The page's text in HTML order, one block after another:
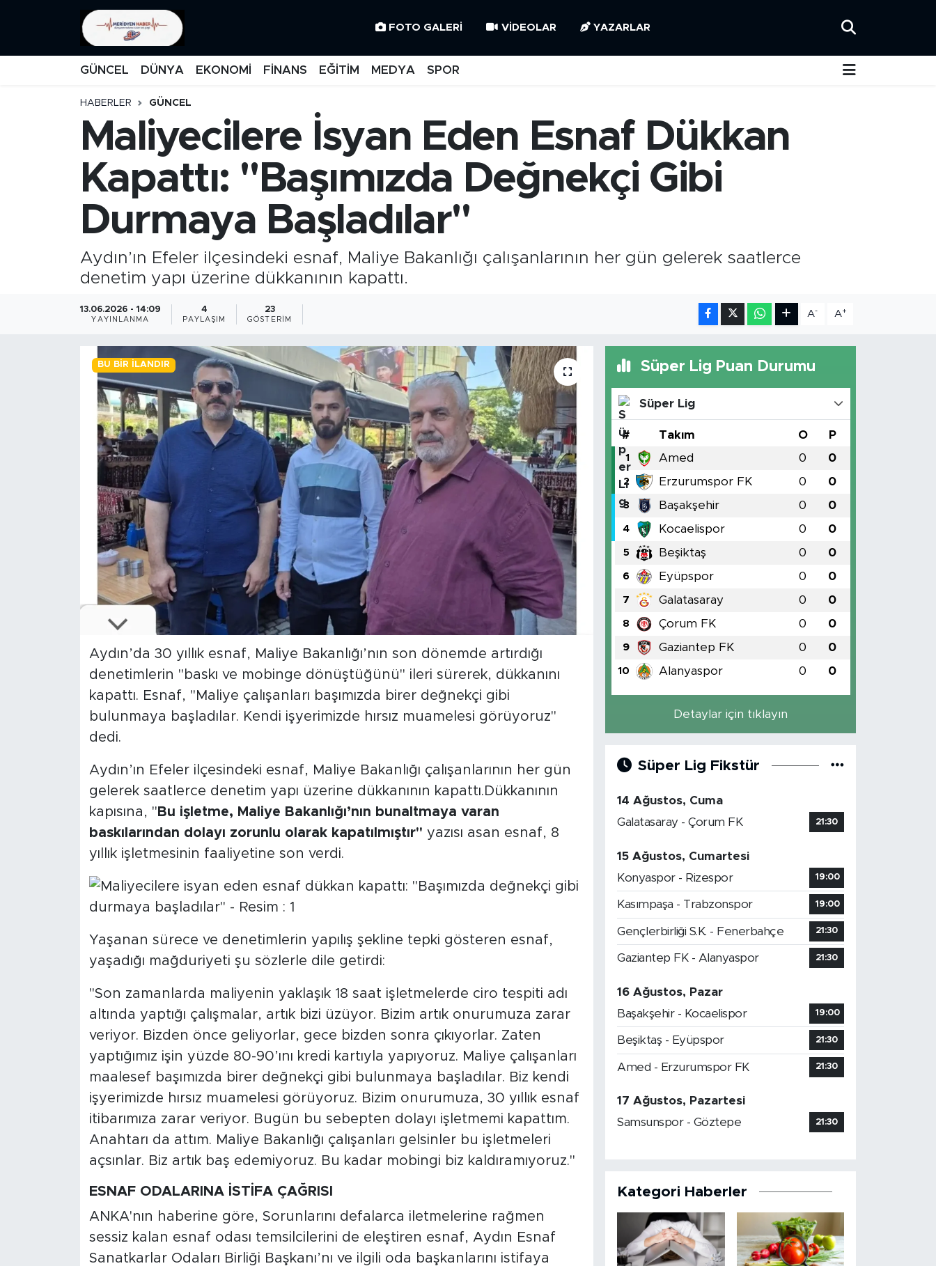
FOTO GALERI VIDEOLAR YAZARLAR
GÜNCEL DÜNYA EKONOMİ FİNANS EĞİTİM MEDYA SPOR
HABERLER GÜNCEL
Maliyecilere İsyan Eden Esnaf Dükkan
Kapattı: "Başımızda Değnekçi Gibi
Durmaya Başladılar"
Aydın’ın Efeler ilçesindeki esnaf, Maliye Bakanlığı çalışanlarının her gün gelerek saatlerce
denetim yapı üzerine dükkanının kapattı.
13.06.2026 - 14:09
YAYINLANMA
4
PAYLAŞIM
23
GÖSTERIM
A- A+
BU BIR İLANDIR
Aydın’da 30 yıllık esnaf, Maliye Bakanlığı’nın son dönemde artırdığı
denetimlerin "baskı ve mobinge dönüştüğünü" ileri sürerek, dükkanını
kapattı. Esnaf, "Maliye çalışanları başımızda birer değnekçi gibi
bulunmaya başladılar. Kendi işyerimizde hırsız muamelesi görüyoruz"
dedi.
Aydın’ın Efeler ilçesindeki esnaf, Maliye Bakanlığı çalışanlarının her gün
gelerek saatlerce denetim yapı üzerine dükkanının kapattı.Dükkanının
kapısına, " Bu işletme, Maliye Bakanlığı’nın bunaltmaya varan
baskılarından dolayı zorunlu olarak kapatılmıştır" yazısı asan esnaf, 8
yıllık işletmesinin faaliyetine son verdi.
​Yaşanan sürece ve denetimlerin yapılış şekline tepki gösteren esnaf,
yaşadığı mağduriyeti şu sözlerle dile getirdi:
​"Son zamanlarda maliyenin yaklaşık 18 saat işletmelerde ciro tespiti adı
altında yaptığı çalışmalar, artık bizi üzüyor. Bizim artık onurumuza zarar
veriyor. Bizden önce geliyorlar, gece bizden sonra çıkıyorlar. Zaten
yaptığımız işin yüzde 80-90’ını kredi kartıyla yapıyoruz. Maliye çalışanları
maalesef başımızda birer değnekçi gibi bulunmaya başladılar. Biz kendi
işyerimizde hırsız muamelesi görüyoruz. Bizim onurumuza, 30 yıllık esnaf
itibarımıza zarar veriyor. Bugün bu sebepten dolayı işletmemi kapattım.
Anahtarı da attım. Maliye Bakanlığı çalışanları gelsinler bu işletmeleri
açsınlar. Biz artık baş edemiyoruz. Bu kadar mobingi biz kaldıramıyoruz."
ESNAF ODALARINA İSTİFA ÇAĞRISI
ANKA'nın haberine göre, ​Sorunlarını defalarca iletmelerine rağmen
sessiz kalan esnaf odası temsilcilerini de eleştiren esnaf, Aydın Esnaf
Sanatkarlar Odaları Birliği Başkanı’nı ve ilgili oda başkanlarını istifaya
Süper Lig Puan Durumu
Süper Lig
# Takım O P
1 Amed 0 0
2 Erzurumspor FK 0 0
3 Başakşehir 0 0
4 Kocaelispor 0 0
5 Beşiktaş 0 0
6 Eyüpspor 0 0
7 Galatasaray 0 0
8 Çorum FK 0 0
9 Gaziantep FK 0 0
10 Alanyaspor 0 0
Detaylar için tıklayın
Süper Lig Fikstür
14 Ağustos, Cuma
Galatasaray - Çorum FK
21:30
15 Ağustos, Cumartesi
Konyaspor - Rizespor
19:00
Kasımpaşa - Trabzonspor 19:00
Gençlerbirliği S.K. - Fenerbahçe 21:30
Gaziantep FK - Alanyaspor 21:30
16 Ağustos, Pazar
Başakşehir - Kocaelispor
19:00
Beşiktaş - Eyüpspor 21:30
Amed - Erzurumspor FK 21:30
17 Ağustos, Pazartesi
Samsunspor - Göztepe
21:30
Kategori Haberler
MANŞET
FİNANS
GÜNCEL
RÖPÖRTAJ
NOSTALJİ
YAZARLAR
KÜLTÜR SANAT
TARİHTEN GÜNÜMÜZE
SİYASET
MEDYA KÖŞESİ
VİDEOLAR
SOSYAL MEDYA
İstanbul Namaz Vakitleri
Süper Lig Puan Durumu ve Fikstür
Tüm Manşetler
Son Dakika Haberleri